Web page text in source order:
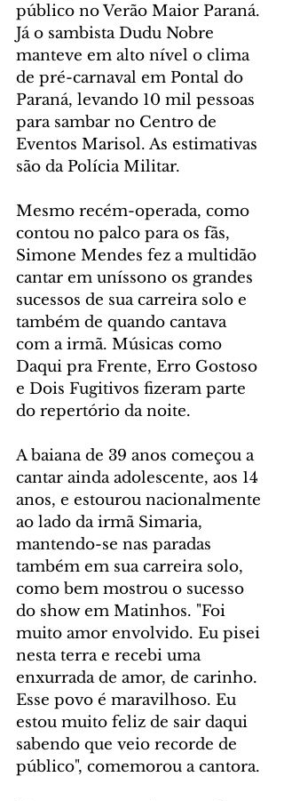
público no Verão Maior Paraná.
Já o sambista Dudu Nobre
manteve em alto nível o clima
de pré-carnaval em Pontal do
Paraná, levando 10 mil pessoas
para sambar no Centro de
Eventos Marisol. As estimativas
são da Polícia Militar.
Mesmo recém-operada, como
contou no palco para os fãs,
Simone Mendes fez a multidão
cantar em uníssono os grandes
sucessos de sua carreira solo e
também de quando cantava
com a irmã. Músicas como
Daqui pra Frente, Erro Gostoso
e Dois Fugitivos fizeram parte
do repertório da noite.
A baiana de 39 anos começou a
cantar ainda adolescente, aos 14
anos, e estourou nacionalmente
ao lado da irmã Simaria,
mantendo-se nas paradas
também em sua carreira solo,
como bem mostrou o sucesso
do show em Matinhos. "Foi
muito amor envolvido. Eu pisei
nesta terra e recebi uma
enxurrada de amor, de carinho.
Esse povo é maravilhoso. Eu
estou muito feliz de sair daqui
sabendo que veio recorde de
público", comemorou a cantora.